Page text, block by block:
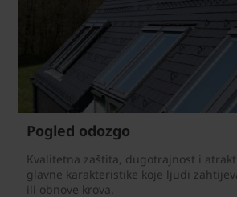
Pogled odozgo
Kvalitetna zaštita, dugotrajnost i
glavne karakteristike koje ljudi
ili obnove krova.